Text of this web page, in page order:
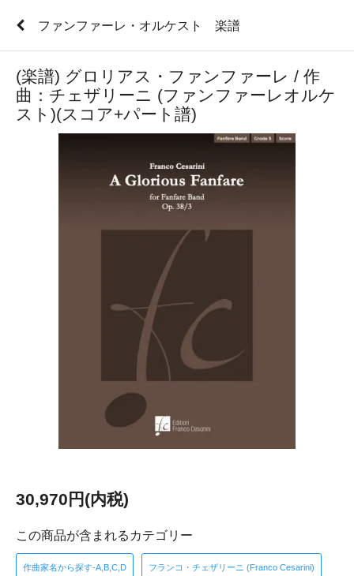
ファンファーレ・オルケスト 楽譜
(楽譜) グロリアス・ファンファーレ / 作
曲：チェザリーニ (ファンファーレオルケ
スト)(スコア+パート譜)
30,970円(内税)
この商品が含まれるカテゴリー
作曲家名から探す-A,B,C,D フランコ・チェザリーニ (Franco Cesarini)